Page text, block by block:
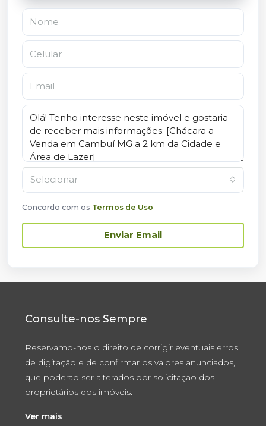
Selecionar
Concordo com os Termos de Uso
Enviar Email
Consulte-nos Sempre
Reservamo-nos o direito de corrigir eventuais erros
de digitação e de confirmar os valores anunciados,
que poderão ser alterados por solicitação dos
proprietários dos imóveis.
Ver mais